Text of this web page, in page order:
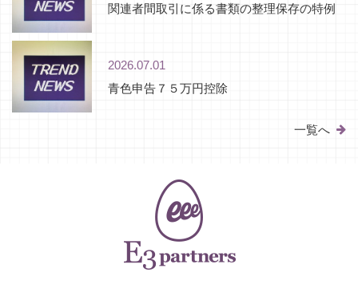
関連者間取引に係る書類の整理保存の特例
2026.07.01
青色申告７５万円控除
一覧へ